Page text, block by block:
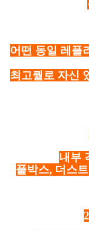
어떤 동일 레플
최고퀄로 자신
내부
풀박스, 더스